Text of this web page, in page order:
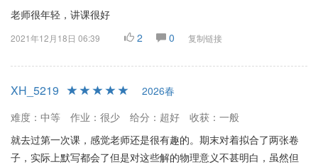
老师很年轻，讲课很好
2021年12月18日 06:39 2 0 复制链接
XH_5219
2026春
难度：中等
作业：很少 给分：超好
收获：一般
就去过第一次课，感觉老师还是很有趣的。期末对着拟合了两张卷
子，实际上默写都会了但是对这些解的物理意义不甚明白，虽然但